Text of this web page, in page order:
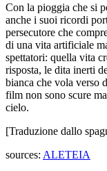
Con la pioggia che si
anche i suoi ricordi
persecutore che
di una vita artificiale
spettatori: quella vita
risposta, le dita inerti
bianca che vola verso
film non sono scure
cielo.
[Traduzione dallo
sources: ALETEIA